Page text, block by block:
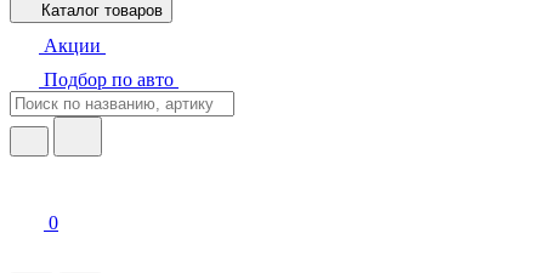
Каталог товаров
Акции
Подбор по авто
0